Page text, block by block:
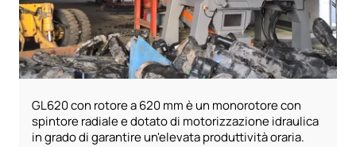
GL620 con rotore a 620 mm è un monorotore con
spintore radiale e dotato di motorizzazione idraulica
in grado di garantire un'elevata produttività oraria.